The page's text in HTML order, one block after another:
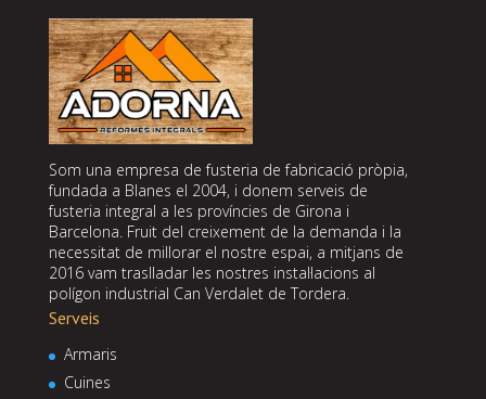
Som una empresa de fusteria de fabricació pròpia,
fundada a Blanes el 2004, i donem serveis de
fusteria integral a les províncies de Girona i
Barcelona. Fruit del creixement de la demanda i la
necessitat de millorar el nostre espai, a mitjans de
2016 vam traslladar les nostres instal·lacions al
polígon industrial Can Verdalet de Tordera.
Serveis
Armaris
Cuines